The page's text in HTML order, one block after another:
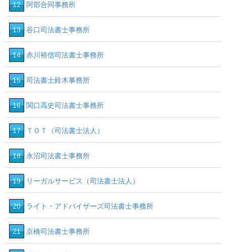
12 阿部合同事務所
13 谷口司法書士事務所
14 赤川裕信司法書士事務所
15 司法書士鈴木事務所
16 関口高史司法書士事務所
17 ＴＯＴ（司法書士法人）
18 永沼司法書士事務所
19 リーガルサービス（司法書士法人）
20 ライト・アドバイザーズ司法書士事務所
21 京橋司法書士事務所